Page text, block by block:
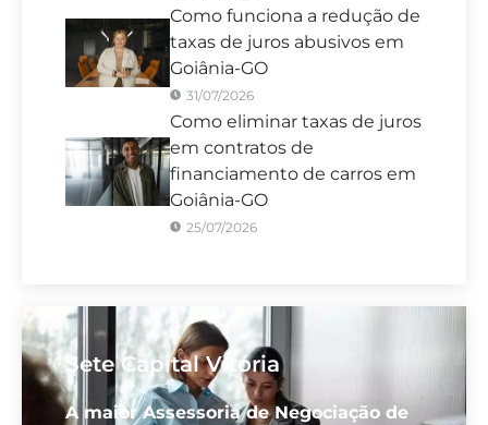
Como funciona a redução de
taxas de juros abusivos em
Goiânia-GO
31/07/2026
Como eliminar taxas de juros
em contratos de
financiamento de carros em
Goiânia-GO
25/07/2026
Sete Capital Vitória
A maior Assessoria de Negociação de